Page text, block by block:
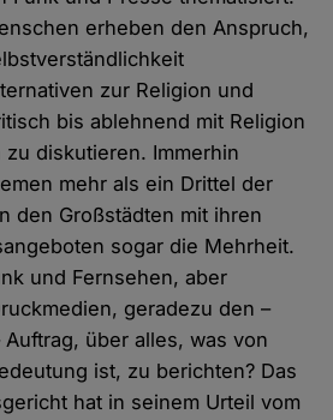
erheben den Anspruch,
zur Religion und
bis ablehnend mit Religion
diskutieren. Immerhin
mehr als ein Drittel der
den Großstädten mit ihren
sogar die Mehrheit.
und Fernsehen, aber
geradezu den –
über alles, was von
ist, zu berichten? Das
hat in seinem Urteil vom